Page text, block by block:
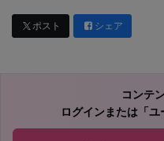
ポスト シェア
コンテ
ログインまたは「ユ